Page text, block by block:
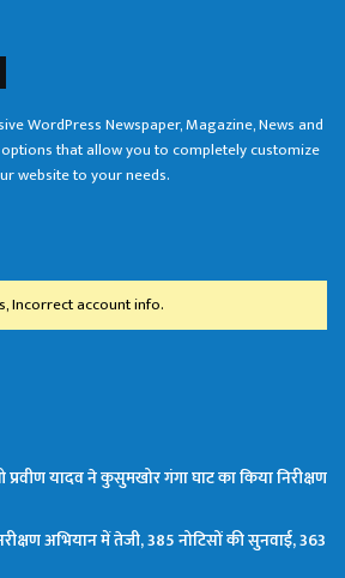
WordPress Newspaper, Magazine, News and
that allow you to completely customize
website to your needs.
Incorrect account info.
यादव ने कुसुमखोर गंगा घाट का किया निरीक्षण
अभियान में तेजी, 385 नोटिसों की सुनवाई, 363